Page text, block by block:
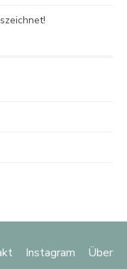
Instagram
Über